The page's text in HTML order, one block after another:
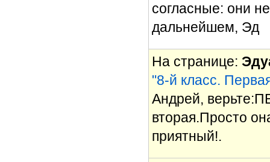
согласные: они
дальнейшем, Эд
На странице:
"8-й класс.
Андрей,
вторая.Просто
приятный!.